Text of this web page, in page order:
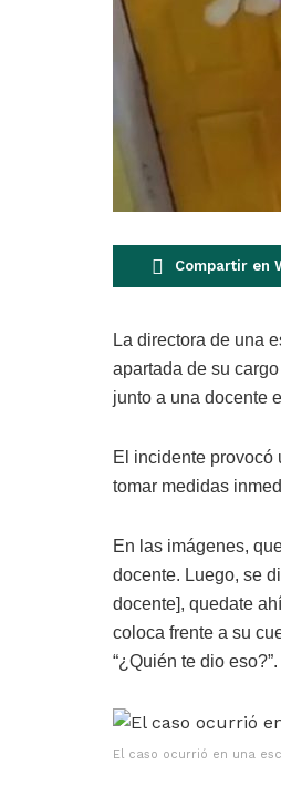
Compartir en
La directora de una
apartada de su
junto a una docente
El incidente
tomar medidas
En las imágenes,
docente. Luego, se
docente], quedate
coloca frente a su
“¿Quién te dio eso?”.
El caso ocurrió en una